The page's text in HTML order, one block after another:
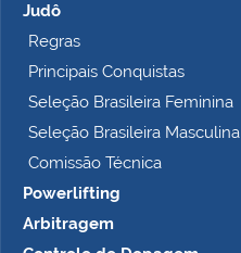
Judô
Regras
Principais Conquistas
Seleção Brasileira Feminina
Seleção Brasileira Masculina
Comissão Técnica
Powerlifting
Arbitragem